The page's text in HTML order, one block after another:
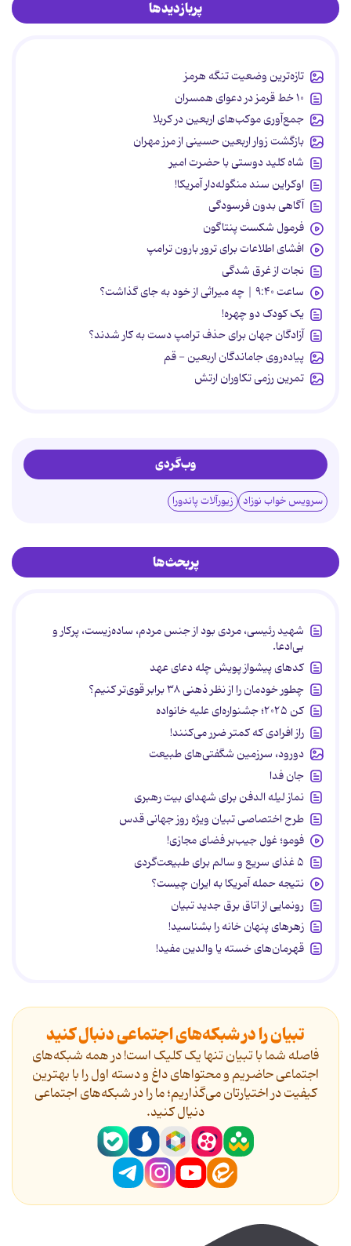
پربازدیدها
تازه‌ترین وضعیت تنگه هرمز
۱۰ خط قرمز در دعوای همسران
جمع‌آوری موکب‌های اربعین در کربلا
بازگشت زوار اربعین حسینی از مرز مهران
شاه کلید دوستی با حضرت امیر
اوکراین سند منگوله‌دار آمریکا!
آگاهی بدون فرسودگی
فرمول شکست پنتاگون
افشای اطلاعات برای ترور بارون ترامپ
نجات از غرق شدگی
ساعت ۹:۴۰ | چه میراثی از خود به جای گذاشت؟
یک کودک دو چهره!
آزادگان جهان برای حذف ترامپ دست به کار شدند؟
پیاده‌روی جاماندگان اربعین - قم
تمرین رزمی تکاوران ارتش
وب‌گردی
سرویس خواب نوزاد زیورآلات پاندورا
پربحث‌ها
شهید رئیسی، مردی بود از جنس مردم، ساده‌زیست، پرکار و
بی‌ادعا.
کدهای پیشواز پویش چله دعای عهد
چطور خودمان را از نظر ذهنی ۳۸ برابر قوی‌تر کنیم؟
کن ۲۰۲۵؛ جشنواره‌ای علیه خانواده
راز افرادی که کمتر ضرر می‌کنند!
دورود، سرزمین شگفتی‌های طبیعت
جان فدا
نماز لیله الدفن برای شهدای بیت رهبری
طرح اختصاصی تبیان ویژه روز جهانی قدس
فومو؛ غول جیب‌بر فضای مجازی!
۵ غذای سریع و سالم برای طبیعت‌گردی
نتیجه حمله آمریکا به ایران چیست؟
رونمایی از اتاق برق جدید تبیان
زهرهای پنهان خانه را بشناسید!
قهرمان‌های خسته یا والدین مفید!
تبیان را در شبکه‌های اجتماعی دنبال کنید
فاصله شما با تبیان تنها یک کلیک است! در همه شبکه‌های
اجتماعی حاضریم و محتواهای داغ و دسته اول را با بهترین
کیفیت در اختیارتان می‌گذاریم؛ ما را در شبکه‌های اجتماعی
دنیال کنید.